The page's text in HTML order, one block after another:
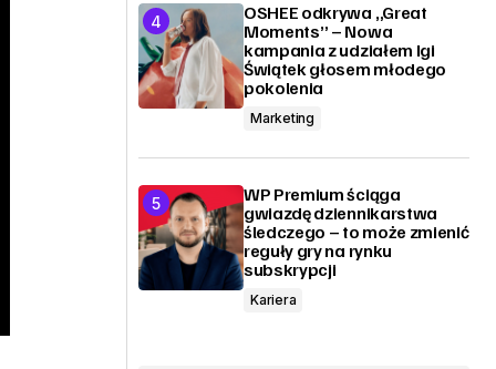
OSHEE odkrywa „Great
Moments” – Nowa
kampania z udziałem Igi
Świątek głosem młodego
pokolenia
Marketing
WP Premium ściąga
gwiazdę dziennikarstwa
śledczego – to może zmienić
reguły gry na rynku
subskrypcji
Kariera